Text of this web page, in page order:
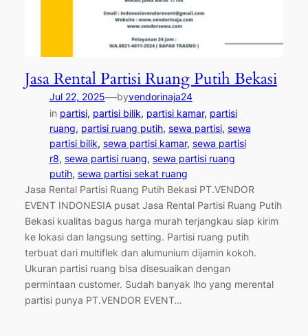
Jasa Rental Partisi Ruang Putih Bekasi
Jul 22, 2025—byvendorinaja24
in partisi, partisi bilik, partisi kamar, partisi
ruang, partisi ruang putih, sewa partisi, sewa
partisi bilik, sewa partisi kamar, sewa partisi
r8, sewa partisi ruang, sewa partisi ruang
putih, sewa partisi sekat ruang
Jasa Rental Partisi Ruang Putih Bekasi PT.VENDOR
EVENT INDONESIA pusat Jasa Rental Partisi Ruang Putih
Bekasi kualitas bagus harga murah terjangkau siap kirim
ke lokasi dan langsung setting. Partisi ruang putih
terbuat dari multiflek dan alumunium dijamin kokoh.
Ukuran partisi ruang bisa disesuaikan dengan
permintaan customer. Sudah banyak lho yang merental
partisi punya PT.VENDOR EVENT…